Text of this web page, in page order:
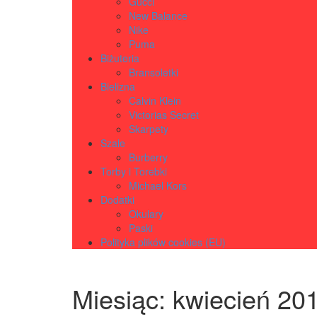
New Balance
Nike
Puma
Biżuteria
Bransoletki
Bielizna
Calvin Klein
Victorias Secret
Skarpety
Szale
Burberry
Torby i Torebki
Michael Kors
Dodatki
Okulary
Paski
Polityka plików cookies (EU)
Miesiąc: kwiecień